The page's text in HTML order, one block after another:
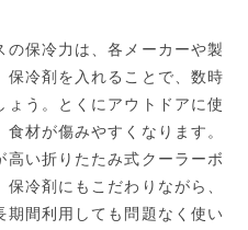
保冷力は、各メーカーや製
冷剤を入れることで、数時
ょう。とくにアウトドアに使
材が傷みやすくなります。
い折りたたみ式クーラーボ
冷剤にもこだわりながら、
期間利用しても問題なく使い